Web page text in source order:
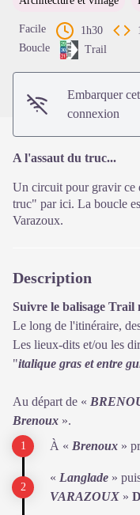
Facile 1h30
Boucle
Trail
Embarquer
connexion
A l'assaut du truc...
Un circuit pour gravir ce
truc" par ici. La boucle
Varazoux.
Description
Suivre le balisage Trail
Le long de l'itinéraire,
Les lieux-dits et/ou les
"italique gras et entre
Au départ de « BRENO
Brenoux ».
À « Brenoux »
« Langlade »
VARAZOUX »